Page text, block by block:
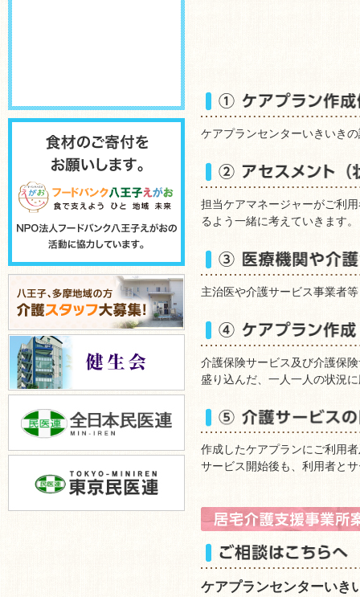
ケアプランセンターいきいき
担当ケアマネージャーがご利
るよう一緒に考えていきます。
主治医や介護サービス事業者
介護保険サービス及び介護保
盛り込んだ、一人一人の状況
作成したケアプランにご利用
サービス開始後も、利用者と
ケアプランセンターいき